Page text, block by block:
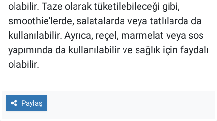
olabilir. Taze olarak tüketilebileceği gibi,
smoothie'lerde, salatalarda veya tatlılarda da
kullanılabilir. Ayrıca, reçel, marmelat veya sos
yapımında da kullanılabilir ve sağlık için faydalı
olabilir.
Paylaş